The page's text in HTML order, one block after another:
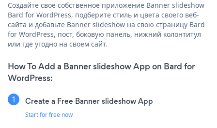
Создайте свое собственное приложение Banner slideshow
Bard for WordPress, подберите стиль и цвета своего веб-
сайта и добавьте Banner slideshow на свою страницу Bard
for WordPress, пост, боковую панель, нижний колонтитул
или где угодно на своем сайт.
How To Add a Banner slideshow App on Bard for
WordPress:
Create a Free Banner slideshow App
Start for free now